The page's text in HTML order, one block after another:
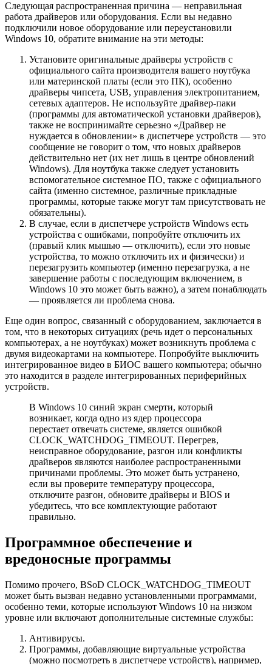
Следующая распространенная причина — неправильная
работа драйверов или оборудования. Если вы недавно
подключили новое оборудование или переустановили
Windows 10, обратите внимание на эти методы:
Установите оригинальные драйверы устройств с
официального сайта производителя вашего ноутбука
или материнской платы (если это ПК), особенно
драйверы чипсета, USB, управления электропитанием,
сетевых адаптеров. Не используйте драйвер-паки
(программы для автоматической установки драйверов),
также не воспринимайте серьезно «Драйвер не
нуждается в обновлении» в диспетчере устройств — это
сообщение не говорит о том, что новых драйверов
действительно нет (их нет лишь в центре обновлений
Windows). Для ноутбука также следует установить
вспомогательное системное ПО, также с официального
сайта (именно системное, различные прикладные
программы, которые также могут там присутствовать не
обязательны).
В случае, если в диспетчере устройств Windows есть
устройства с ошибками, попробуйте отключить их
(правый клик мышью — отключить), если это новые
устройства, то можно отключить их и физически) и
перезагрузить компьютер (именно перезагрузка, а не
завершение работы с последующим включением, в
Windows 10 это может быть важно), а затем понаблюдать
— проявляется ли проблема снова.
Еще один вопрос, связанный с оборудованием, заключается в
том, что в некоторых ситуациях (речь идет о персональных
компьютерах, а не ноутбуках) может возникнуть проблема с
двумя видеокартами на компьютере. Попробуйте выключить
интегрированное видео в БИОС вашего компьютера; обычно
это находится в разделе интегрированных периферийных
устройств.
В Windows 10 синий экран смерти, который
возникает, когда одно из ядер процессора
перестает отвечать системе, является ошибкой
CLOCK_WATCHDOG_TIMEOUT. Перегрев,
неисправное оборудование, разгон или конфликты
драйверов являются наиболее распространенными
причинами проблемы. Это может быть устранено,
если вы проверите температуру процессора,
отключите разгон, обновите драйверы и BIOS и
убедитесь, что все комплектующие работают
правильно.
Программное обеспечение и
вредоносные программы
Помимо прочего, BSoD CLOCK_WATCHDOG_TIMEOUT
может быть вызван недавно установленными программами,
особенно теми, которые используют Windows 10 на низком
уровне или включают дополнительные системные службы:
Антивирусы.
Программы, добавляющие виртуальные устройства
(можно посмотреть в диспетчере устройств), например,